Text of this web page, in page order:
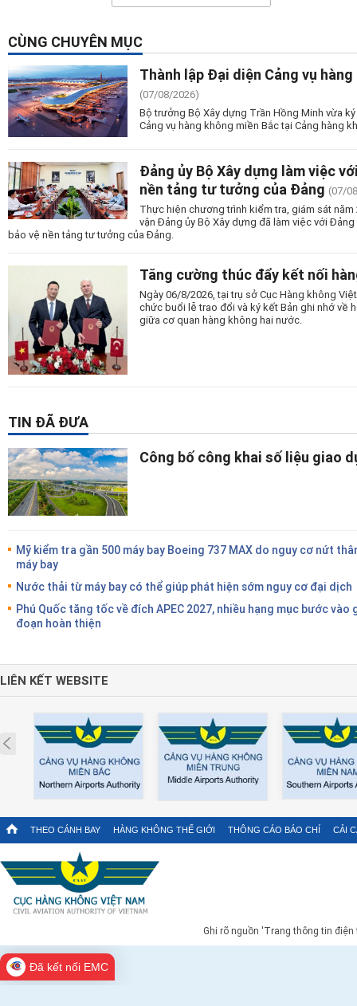
CÙNG CHUYÊN MỤC
Thành lập Đại diện Cảng vụ
(07/08/2026)
Bộ trưởng Bộ Xây dựng Trần Hồng Minh vừa
Cảng vụ hàng không miền Bắc tại Cảng hàng
Đảng ủy Bộ Xây dựng làm việc
nền tảng tư tưởng của Đảng (07/
Thực hiện chương trình kiểm tra, giám sát
vận Đảng ủy Bộ Xây dựng đã làm việc với
bảo vệ nền tảng tư tưởng của Đảng.
Tăng cường thúc đẩy kết nối
Ngày 06/8/2026, tại trụ sở Cục Hàng không
chức buổi lễ trao đổi và ký kết Bản ghi nhớ về
giữa cơ quan hàng không hai nước.
TIN ĐÃ ĐƯA
Công bố công khai số liệu giao
Mỹ kiểm tra gần 500 máy bay Boeing 737 MAX do nguy cơ nứt
máy bay
Nước thải từ máy bay có thể giúp phát hiện sớm nguy cơ đại dịch
Phú Quốc tăng tốc về đích APEC 2027, nhiều hạng mục bước vào
đoạn hoàn thiện
LIÊN KẾT WEBSITE
Prev
THEO CÁNH BAY HÀNG KHÔNG THẾ GIỚI THÔNG CÁO BÁO CHÍ CẢI
Ghi rõ nguồn 'Trang thông tin
Đã kết nối EMC